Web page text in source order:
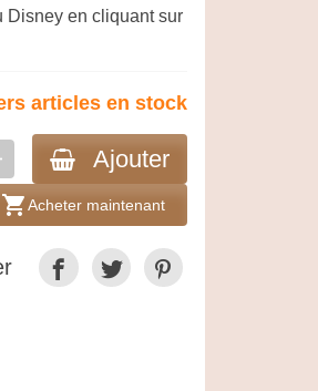
Disney en cliquant sur
articles en stock
Ajouter
shopping_cartAcheter maintenant